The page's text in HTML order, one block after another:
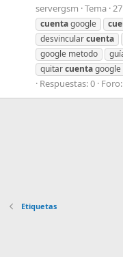
servergsm Tema
cuentagoogle
desvincularcuenta
google metodo
quitarcuentagoogle
Respuestas: 0 Foro:
Etiquetas